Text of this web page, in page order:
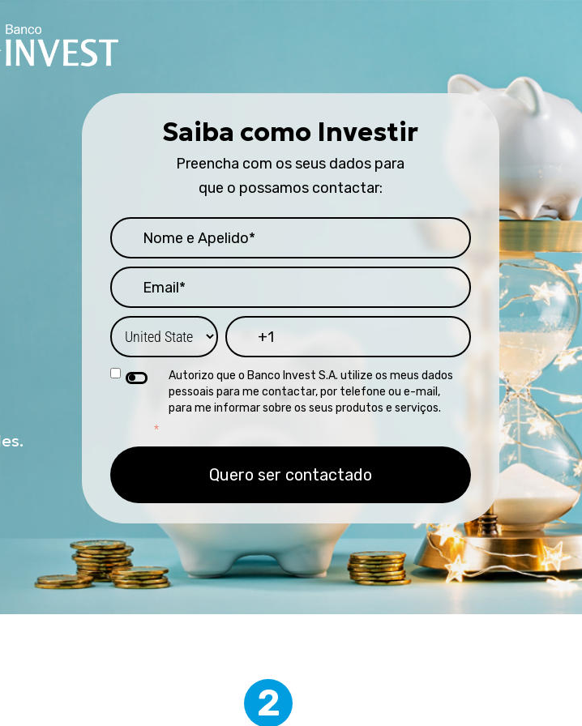
Saiba como Investir
Preencha com os seus dados para
que o possamos contactar:
Autorizo que o Banco Invest S.A. utilize os meus dados
pessoais para me contactar, por telefone ou e-mail,
para me informar sobre os seus produtos e serviços.
*
2